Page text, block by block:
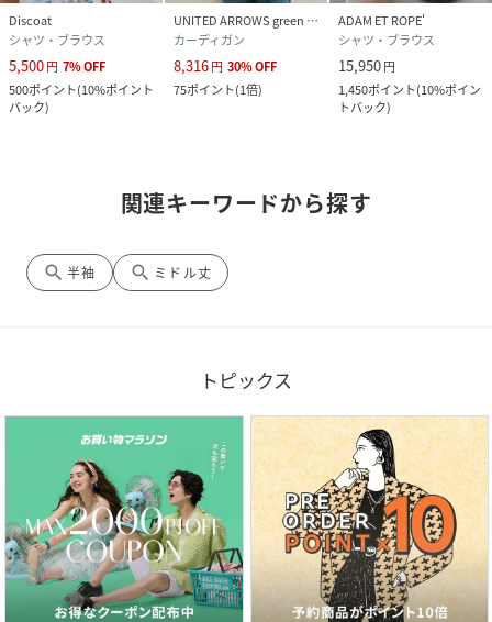
Discoat
シャツ・ブラウス
5,500円 7%OFF
500ポイント(10%ポイント
バック)
UNITED ARROWS green label relaxing
カーディガン
8,316円 30%OFF
75ポイント(1倍)
ADAM ET ROPE'
シャツ・ブラウス
15,950円
1,450ポイント(10%ポイン
トバック)
関連キーワードから探す
search 半袖 search ミドル丈
トピックス